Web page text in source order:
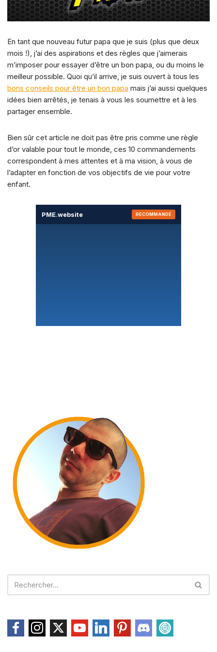
k
En tant que nouveau futur papa que je suis (plus que deux
mois !), j’ai des aspirations et des règles que j’aimerais
m’imposer pour essayer d’être un bon papa, ou du moins le
meilleur possible. Quoi qu’il arrive, je suis ouvert à tous les
bons conseils pour être un bon papa mais j’ai aussi quelques
idées bien arrêtés, je tenais à vous les soumettre et à les
partager ensemble.
Bien sûr cet article ne doit pas être pris comme une règle
d’or valable pour tout le monde, ces 10 commandements
correspondent à mes attentes et à ma vision, à vous de
l’adapter en fonction de vos objectifs de vie pour votre
enfant.
PME.website RECOMMANDÉ
Le sommaire de cet article :